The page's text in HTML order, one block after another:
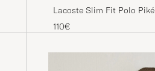
Lacoste Slim Fit Polo
110€